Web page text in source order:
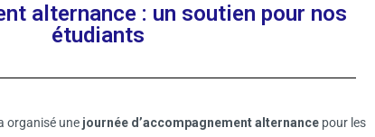
alternance : un soutien pour nos
étudiants
organisé une journée d’accompagnement alternance pour les